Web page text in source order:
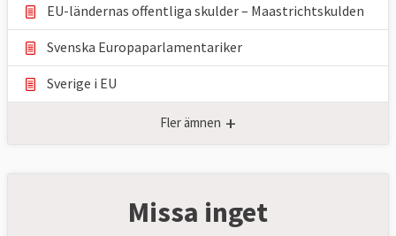
EU-ländernas offentliga skulder – Maastrichtskulden
Svenska Europaparlamentariker
Sverige i EU
Fler ämnen +
Missa inget